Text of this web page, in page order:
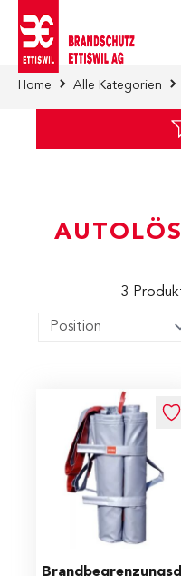
Home Alle Kategorien
3
The price depends